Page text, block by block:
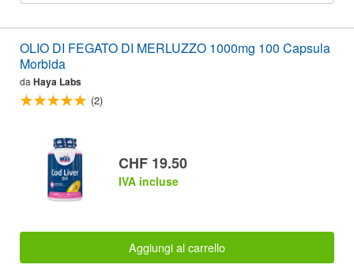
OLIO DI FEGATO DI MERLUZZO 1000mg 100 Capsula
Morbida
daHaya Labs
(2)
CHF 19.50
IVA incluse
Aggiungi al carrello